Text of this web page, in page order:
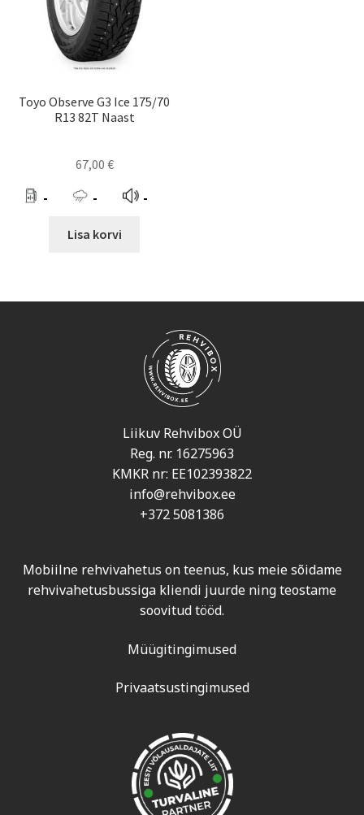
Toyo Observe G3 Ice 175/70
R13 82T Naast
67,00 €
- - -
Lisa korvi
Liikuv Rehvibox OÜ
Reg. nr. 16275963
KMKR nr: EE102393822
info@rehvibox.ee
+372 5081386
Mobiilne rehvivahetus on teenus, kus meie sõidame
rehvivahetusbussiga kliendi juurde ning teostame
soovitud tööd.
Müügitingimused
Privaatsustingimused